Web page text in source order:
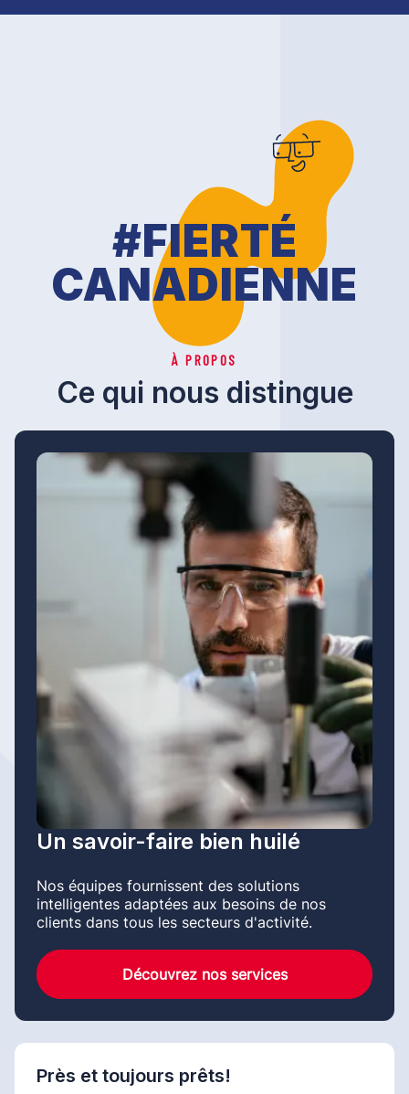
#FIERTÉ
CANADIENNE
À PROPOS
Ce qui nous distingue
Un savoir-faire bien huilé
Nos équipes fournissent des solutions
intelligentes adaptées aux besoins de nos
clients dans tous les secteurs d'activité.
Découvrez nos services
Près et toujours prêts!